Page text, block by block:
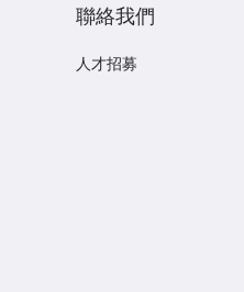
聯絡我們
人才招募